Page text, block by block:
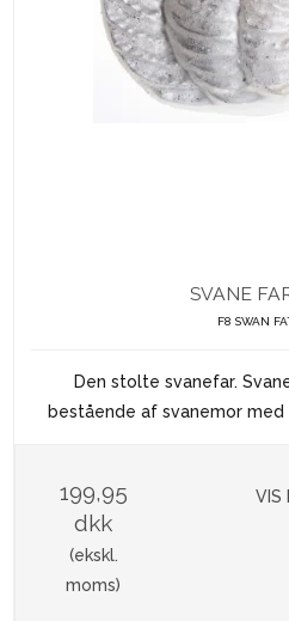
SVANE
F8 SWAN
Den stolte svanefar.
bestående af svanemor med
199,95
dkk
(ekskl.
moms)
VIS